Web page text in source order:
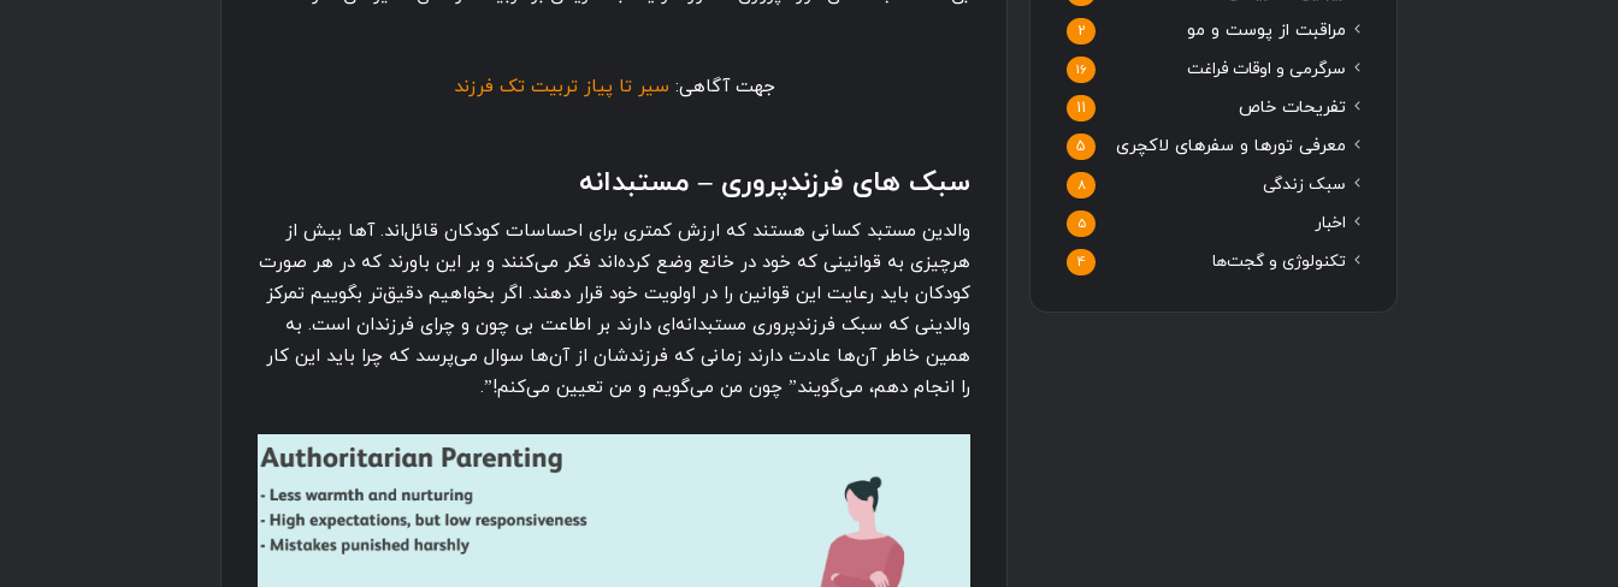
جهت آگاهی: سیر تا پیاز تربیت تک فرزند
سبک های فرزندپروری – مستبدانه
والدین مستبد کسانی هستند که ارزش کمتری برای احساسات کودکان قائل‌اند. آ‌ها بیش از
هرچیزی به قوانینی که خود در خانع وضع کرده‌اند فکر می‌کنند و بر این باورند که در هر صورت
کودکان باید رعایت این قوانین را در اولویت خود قرار دهند. اگر بخواهیم دقیق‌تر بگوییم تمرکز
والدینی که سبک فرزندپروری مستبدانه‌ای دارند بر اطاعت بی چون و چرای فرزندان است. به
همین خاطر آن‌ها عادت دارند زمانی که فرزندشان از آن‌ها سوال می‌پرسد که چرا باید این کار
را انجام دهم، می‌گویند” چون من می‌گویم و من تعیین می‌کنم!”.
مراقبت از پوست و مو 2
سرگرمی و اوقات فراغت 16
تفریحات خاص 11
معرفی تورها و سفرهای لاکچری 5
سبک زندگی 8
اخبار 5
تکنولوژی و گجت‌ها 4